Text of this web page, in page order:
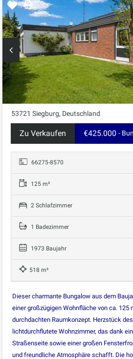
53721 Siegburg, Deutschland
Zu Verkaufen €425.000 -
66275-8570
125 m²
2 Schlafzimmer
1 Badezimmer
1973 Baujahr
518 m²
Dieser charmante Bungalow aus dem
einer großzügigen Wohnfläche von ca. 125
durchdachten Raumkonzept. Herzstück
lichtdurchflutete Wohnzimmer, das dank
Straßenseite sowie einer großen
und freundliche Atmosphäre schafft. Die